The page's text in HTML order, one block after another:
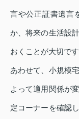
言や公正証書遺言
か、将来の生活設
おくことが大切です
あわせて、小規模
よって適用関係が
定コーナーを確認